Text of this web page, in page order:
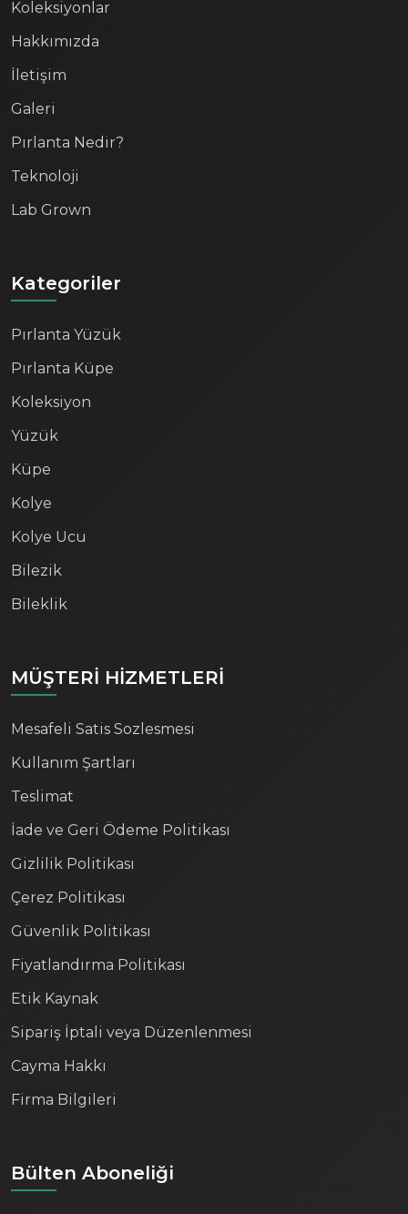
Koleksiyonlar
Hakkımızda
İletişim
Galeri
Pırlanta Nedir?
Teknoloji
Lab Grown
Kategoriler
Pırlanta Yüzük
Pırlanta Küpe
Koleksiyon
Yüzük
Küpe
Kolye
Kolye Ucu
Bilezik
Bileklik
MÜŞTERİ HİZMETLERİ
Mesafeli Satis Sozlesmesi
Kullanım Şartları
Teslimat
İade ve Geri Ödeme Politikası
Gizlilik Politikası
Çerez Politikası
Güvenlik Politikası
Fiyatlandırma Politikası
Etik Kaynak
Sipariş İptali veya Düzenlenmesi
Cayma Hakkı
Firma Bilgileri
Bülten Aboneliği